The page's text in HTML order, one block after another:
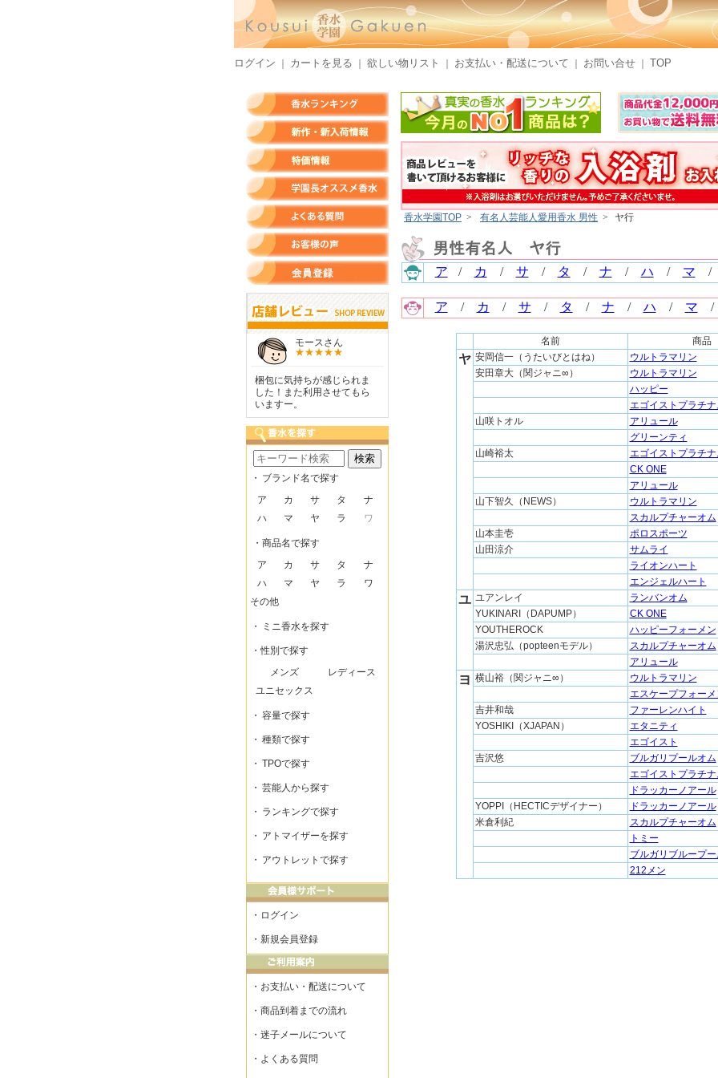
ログイン カートを見る 欲しい物リスト お支払い・配送について お問い合せ TOP
香水学園TOP > 有名人芸能人愛用香水 男性 > ヤ行
ア / カ / サ / タ / ナ / ハ / マ /
ア / カ / サ / タ / ナ / ハ / マ
名前 商品
ヤ 安岡信一（うたいびとはね）
ウルトラマリン
安田章大（関ジャニ∞）
ウルトラマリン
ハッピー
エゴイストプラチナ
山咲トオル
アリュール
グリーンティ
山崎裕太
エゴイストプラチナ
CK ONE
アリュール
山下智久（NEWS）
ウルトラマリン
スカルプチャーオム
山本圭壱
ポロスポーツ
山田涼介
サムライ
ライオンハート
エンジェルハート
ユ ユアンレイ
ランバンオム
YUKINARI（DAPUMP）
CK ONE
YOUTHEROCK
ハッピーフォーメン
湯沢忠弘（popteenモデル）
スカルプチャーオム
アリュール
ヨ 横山裕（関ジャニ∞）
ウルトラマリン
エスケープフォーメ
吉井和哉
ファーレンハイト
YOSHIKI（XJAPAN）
エタニティ
エゴイスト
吉沢悠
ブルガリプールオム
エゴイストプラチナ
ドラッカーノアール
YOPPI（HECTICデザイナー）
ドラッカーノアール
米倉利紀
スカルプチャーオム
トミー
ブルガリブループ
212メン
KURAさん
こまめにメールを頂けたの
で安心できました。
商品が早く届いたのでよか
好きな香水を、いろいろ少
量試せるところが魅力でし
気持
いた
検索
・ ブランド名で探す
ア
カ サ タ
ナ
ハ
マ ヤ ラ ワ
・商品名で探す
ア
カ サ タ
ナ
ハ
マ ヤ ラ
ワ
その他
・ ミニ香水を探す
・性別で探す
メンズ
レディース
ユニセックス
・ 容量で探す
・ 種類で探す
・ TPOで探す
・ 芸能人から探す
・ ランキングで探す
・ アトマイザーを探す
・ アウトレットで探す
・ ログイン
・ 新規会員登録
・ お支払い・配送について
・ 商品到着までの流れ
・ 迷子メールについて
・ よくある質問